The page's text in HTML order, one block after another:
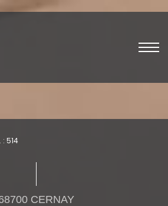
: 514
CERNAY